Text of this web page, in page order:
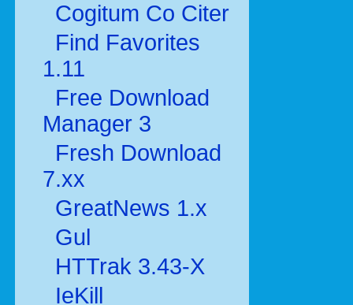
Cogitum Co Citer
Find Favorites
1.11
Free Download
Manager 3
Fresh Download
7.xx
GreatNews 1.x
Gul
HTTrak 3.43-X
IeKill